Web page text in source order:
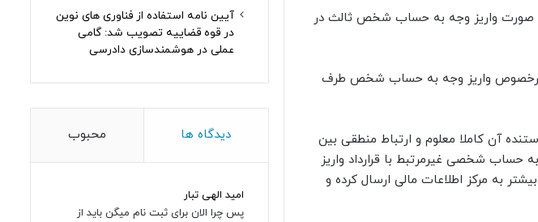
صورت واریز وجه به حساب شخص ثالث در
درخصوص واریز وجه به حساب شخص طرف
آن کاملا معلوم و ارتباط منطقی بین
حساب شخصی غیرمرتبط با قرارداد واریز
به مرکز اطلاعات مالی ارسال کرده و
آیین نامه استفاده از فناوری های نوین
در قوه قضاییه تصویب شد: گامی
عملی در هوشمندسازی دادرسی
دیدگاه ها محبوب
امید الهی تبار
پس چرا الان برای ثبت نام میگن باید از